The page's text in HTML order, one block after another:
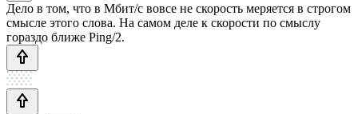
Дело в том, что в Мбит/с вовсе не скорость меряется в строгом
смысле этого слова. На самом деле к скорости по смыслу
гораздо ближе Ping/2.